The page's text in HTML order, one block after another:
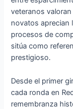
veteranos
novatos aprecian
procesos de
sitúa como
prestigioso.
Desde el primer
cada ronda en
remembranza